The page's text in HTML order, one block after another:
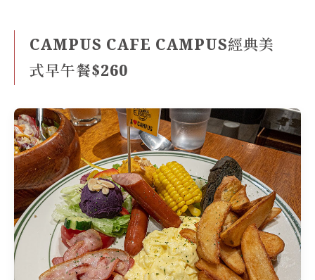
CAMPUS CAFE CAMPUS經典美
式早午餐$260